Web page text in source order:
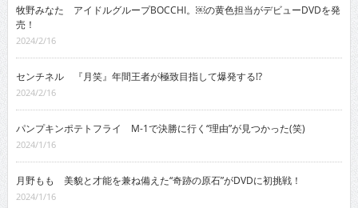
牧野みなた アイドルグループBOCCHI。￼の黄色担当がデビューDVDを発
売！
2024/2/16
センチネル 『月笑』年間王者が極致目指して爆発する!?
2024/2/16
パンプキンポテトフライ M-1で決勝に行く“理由”が見つかった(笑)
2024/1/16
月野もも 美貌と才能を兼ね備えた“奇跡の原石”がDVDに初挑戦！
2024/1/16